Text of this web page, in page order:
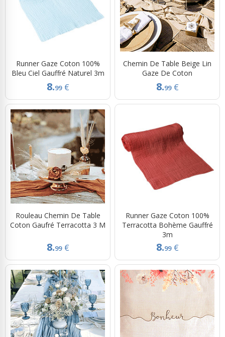
Runner Gaze Coton 100%
Bleu Ciel Gauffré Naturel 3m
8.99 €
Chemin De Table Beige Lin
Gaze De Coton
8.99 €
Rouleau Chemin De Table
Coton Gaufré Terracotta 3 M
8.99 €
Runner Gaze Coton 100%
Terracotta Bohème Gauffré
3m
8.99 €